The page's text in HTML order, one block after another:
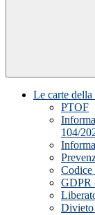
Le carte della
PTOF
104/
Codice
GDPR